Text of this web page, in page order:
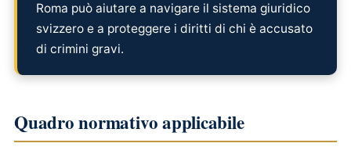
Roma può aiutare a navigare il sistema giuridico
svizzero e a proteggere i diritti di chi è accusato
di crimini gravi.
Quadro normativo applicabile